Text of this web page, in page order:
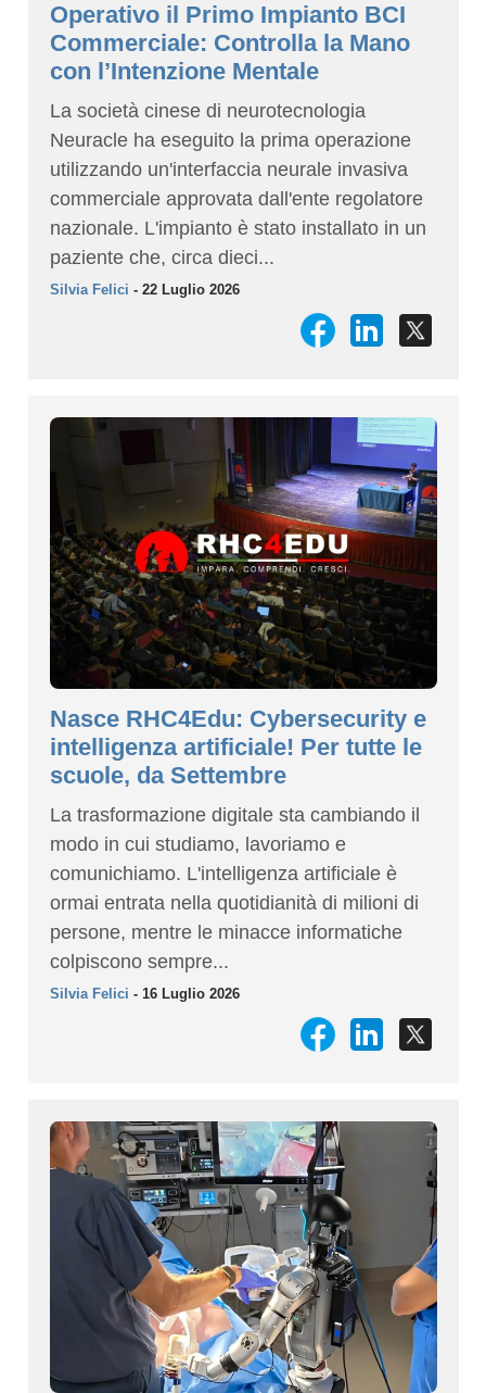
Operativo il Primo Impianto BCI
Commerciale: Controlla la Mano
con l’Intenzione Mentale
La società cinese di neurotecnologia
Neuracle ha eseguito la prima operazione
utilizzando un'interfaccia neurale invasiva
commerciale approvata dall'ente regolatore
nazionale. L'impianto è stato installato in un
paziente che, circa dieci...
Silvia Felici - 22 Luglio 2026
Nasce RHC4Edu: Cybersecurity e
intelligenza artificiale! Per tutte le
scuole, da Settembre
La trasformazione digitale sta cambiando il
modo in cui studiamo, lavoriamo e
comunichiamo. L'intelligenza artificiale è
ormai entrata nella quotidianità di milioni di
persone, mentre le minacce informatiche
colpiscono sempre...
Silvia Felici - 16 Luglio 2026